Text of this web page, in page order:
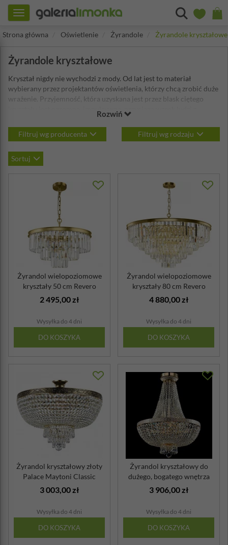
Toggle
navigation
Strona główna
Oświetlenie Żyrandole Żyrandole kryształowe
Żyrandole kryształowe
Kryształ nigdy nie wychodzi z mody. Od lat jest to materiał
wybierany przez projektantów oświetlenia, którzy chcą zrobić duże
wrażenie. Przyjemność, która uzyskana jest przez blask ciętego
otoczenia. Nawet najdelikatniejszy projekt żyrandola jest
natychmiast przekształcany w wyjątkowy przez klejnot użytego
kryształu. Wprowadzającżyrandol kryształowydo pomieszczenia,
lampę sufitową lub wiszącą do swojego domu, natychmiast
zmienisz wygląd swojej przestrzeni.
Rozwiń
Filtruj wg producenta Filtruj wg rodzaju
Sortuj
Żyrandol wielopoziomowe
kryształy 50 cm Revero
Maytoni ko...
2 495,00 zł
Wysyłka do 4 dni
DO KOSZYKA
Żyrandol wielopoziomowe
kryształy 80 cm Revero
Maytoni ko...
4 880,00 zł
Wysyłka do 4 dni
DO KOSZYKA
Żyrandol kryształowy złoty
Palace Maytoni Classic
3 003,00 zł
Wysyłka do 4 dni
DO KOSZYKA
Żyrandol kryształowy do
dużego, bogatego wnętrza
Bella Ma...
3 906,00 zł
Wysyłka do 4 dni
DO KOSZYKA